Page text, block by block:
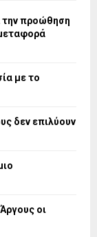
την προώθηση
με το
δεν επιλύουν
οι